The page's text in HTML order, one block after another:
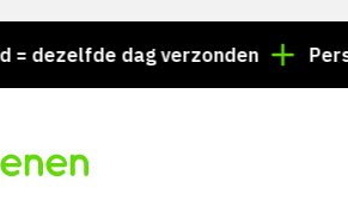
dag verzonden Persoonlijk